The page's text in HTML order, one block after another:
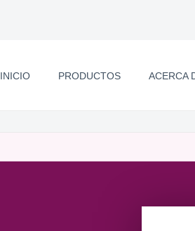
INICIO PRODUCTOS ACERCA